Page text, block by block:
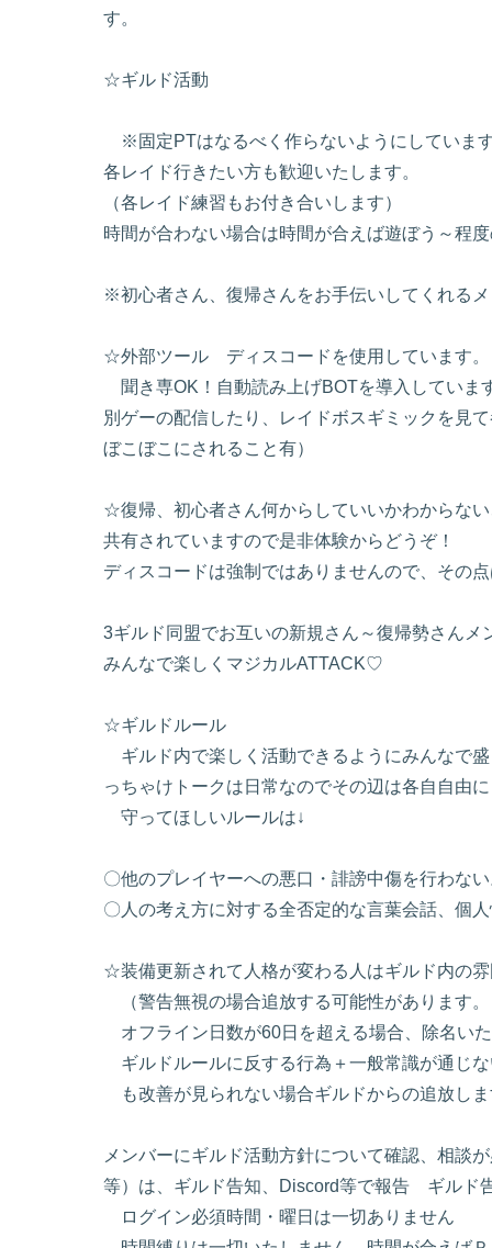
す。
☆ギルド活動
※固定PTはなるべく作らないようにして
各レイド行きたい方も歓迎いたします。
（各レイド練習もお付き合いします）
時間が合わない場合は時間が合えば遊ぼう～程
※初心者さん、復帰さんをお手伝いしてくれる
☆外部ツール ディスコードを使用しています
聞き専OK！自動読み上げBOTを導入していま
別ゲーの配信したり、レイドボスギミックを
ぼこぼこにされること有）
☆復帰、初心者さん何からしていいかわからな
共有されていますので是非体験からどうぞ！
ディスコードは強制ではありませんので、その
3ギルド同盟でお互いの新規さん～復帰勢さん
みんなで楽しくマジカルATTACK♡
☆ギルドルール
ギルド内で楽しく活動できるようにみんなで
っちゃけトークは日常なのでその辺は各自自由
守ってほしいルールは↓
〇他のプレイヤーへの悪口・誹謗中傷を行わな
〇人の考え方に対する全否定的な言葉会話、個
☆装備更新されて人格が変わる人はギルド内の
（警告無視の場合追放する可能性があります
オフライン日数が60日を超える場合、除名い
ギルドルールに反する行為＋一般常識が通
も改善が見られない場合ギルドからの追放し
メンバーにギルド活動方針について確認、相談
等）は、ギルド告知、Discord等で報告 ギルド
ログイン必須時間・曜日は一切ありません